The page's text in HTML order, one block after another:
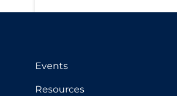
Events
Resources